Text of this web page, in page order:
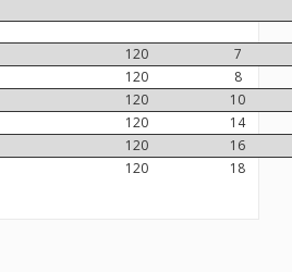
120
7
120
8
120
10
120
14
120
16
120 18